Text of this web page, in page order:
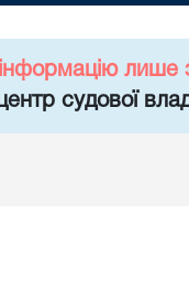
лише
судової